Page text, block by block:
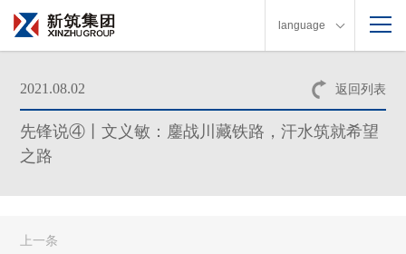
language
返回列表
2021.08.02
先锋说④丨文义敏：鏖战川藏铁路，汗水筑就希望
之路
上一条